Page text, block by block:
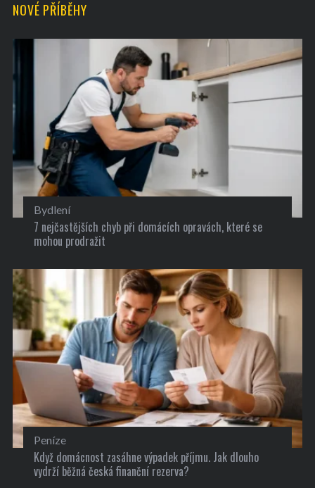
NOVÉ PŘÍBĚHY
Bydlení
7 nejčastějších chyb při domácích opravách, které se
mohou prodražit
Peníze
Když domácnost zasáhne výpadek příjmu. Jak dlouho
vydrží běžná česká finanční rezerva?